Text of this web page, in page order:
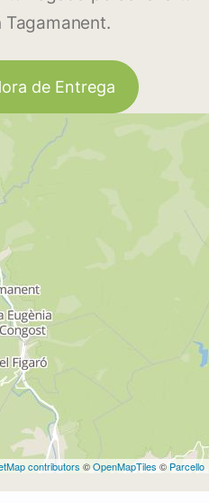
de Entrega
contributors ©OpenMapTiles © Parcello